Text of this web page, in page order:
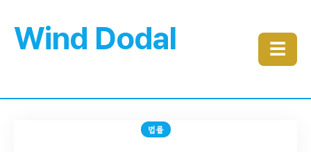
Wind Dodal ☰
법률